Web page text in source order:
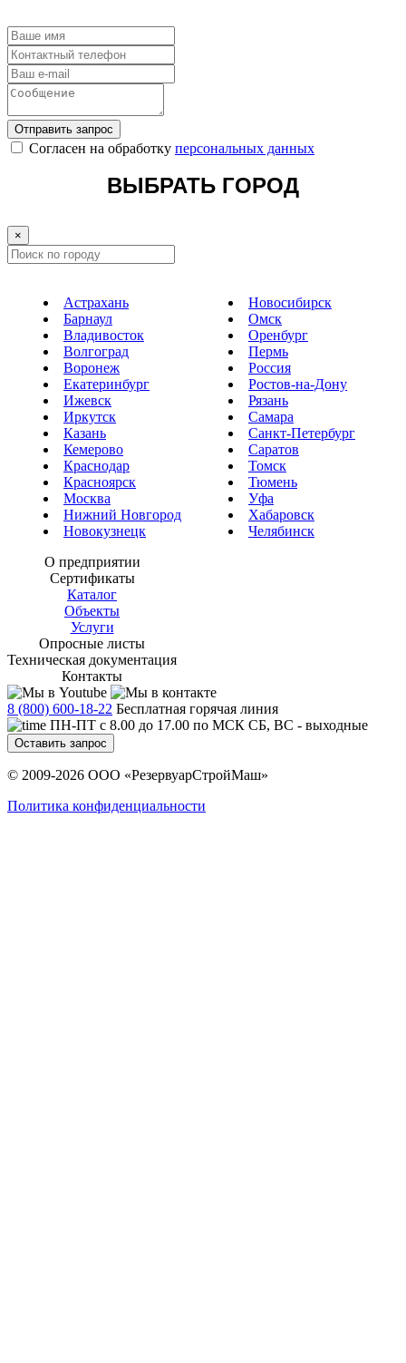
Отправить запрос
Cогласен на обработку персональных данных
ВЫБРАТЬ ГОРОД
×
Астрахань
Барнаул
Владивосток
Волгоград
Воронеж
Екатеринбург
Ижевск
Иркутск
Казань
Кемерово
Краснодар
Красноярск
Москва
Нижний Новгород
Новокузнецк
Новосибирск
Омск
Оренбург
Пермь
Россия
Ростов-на-Дону
Рязань
Самара
Санкт-Петербург
Саратов
Томск
Тюмень
Уфа
Хабаровск
Челябинск
О предприятии
Сертификаты
Каталог
Объекты
Услуги
Опросные листы
Техническая документация
Контакты
8 (800) 600-18-22 Бесплатная горячая линия
ПН-ПТ с 8.00 до 17.00 по МСК СБ, ВС - выходные
Оставить запрос
© 2009-2026 ООО «РезервуарСтройМаш»
Политика конфиденциальности